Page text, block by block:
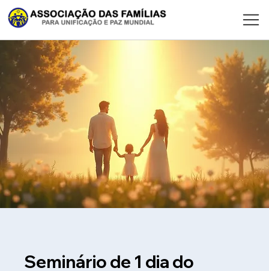
Seminário de 1 dia do